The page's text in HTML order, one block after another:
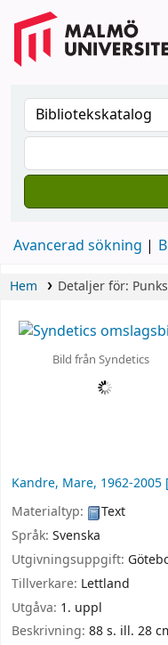
Avancerad sökning
Hem Detaljer för:
Bild från Syndetics
Kandre, Mare, 1962-2005
Materialtyp:
Text
Språk: Svenska
Utgivningsuppgift:
Tillverkare: Lettland
Utgåva: 1. uppl
Beskrivning: 88 s. ill. 28